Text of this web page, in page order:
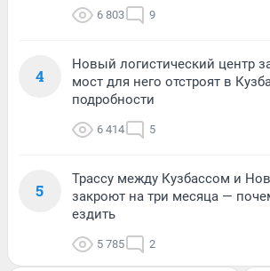
6 803 9
4
Новый логистический центр
мост для него отстроят в
подробности
6 414 5
5
Трассу между Кузбассом и
закроют на три месяца —
ездить
5 785 2